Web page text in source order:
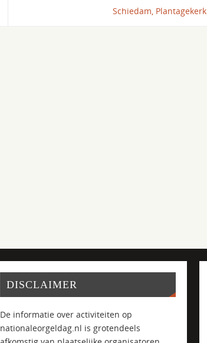
Schiedam, Plantagekerk
DISCLAIMER
De informatie over activiteiten op
nationaleorgeldag.nl is grotendeels